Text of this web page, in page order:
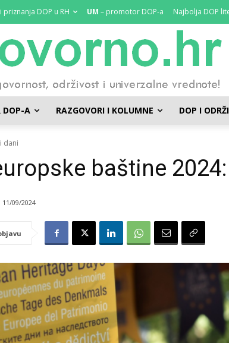
priznanja DOP u RH UM – promotor DOP-a Najbolja DOP
DOP-A RAZGOVORI I KOLUMNE DOP I
dani
baštine
11/09/2024